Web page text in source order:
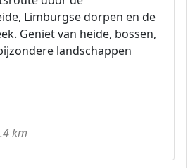
Limburgse dorpen en de
Geniet van heide, bossen,
landschappen
km